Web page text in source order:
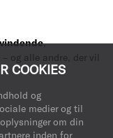
COOKIES
og
medier og til
om din
inden for
,
og alle andre, der vil